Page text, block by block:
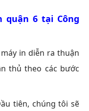
quận 6 tại Công
in diễn ra thuận
thủ theo các bước
tiên, chúng tôi sẽ